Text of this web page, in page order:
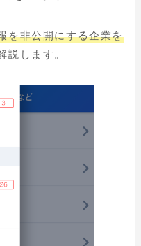
を非公開にする企業を
説します。